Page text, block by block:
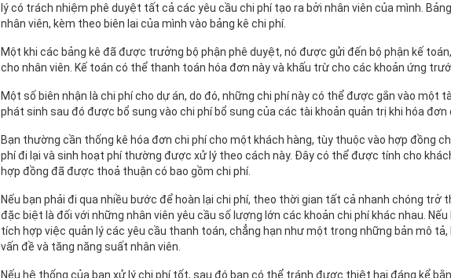
lý có trách nhiệm phê duyệt tất cả các yêu cầu chi phí tạo ra bởi nhân viên của mình.
nhân viên, kèm theo biên lai của mình vào bảng kê chi phí.
Một khi các bảng kê đã được trưởng bộ phận phê duyệt, nó được gửi đến bộ phận kế
cho nhân viên. Kế toán có thể thanh toán hóa đơn này và khấu trừ cho các khoản ứng
Một số biên nhận là chi phí cho dự án, do đó, những chi phí này có thể được gắn vào một
phát sinh sau đó được bổ sung vào chi phí bổ sung của các tài khoản quản trị khi hóa
Bạn thường cần thống kê hóa đơn chi phí cho một khách hàng, tùy thuộc vào hợp đồng
phí đi lại và sinh hoạt phí thường được xử lý theo cách này. Đây có thể được tính cho
hợp đồng đã được thoả thuận có bao gồm chi phí.
Nếu bạn phải đi qua nhiều bước để hoàn lại chi phí, theo thời gian tất cả nhanh chóng trở
đặc biệt là đối với những nhân viên yêu cầu số lượng lớn các khoản chi phí khác nhau.
tích hợp việc quản lý các yêu cầu thanh toán, chẳng hạn như một trong những bản mô
vấn đề và tăng năng suất nhân viên.
Nếu hệ thống của bạn xử lý chi phí tốt, sau đó bạn có thể tránh được thiệt hại đáng kể